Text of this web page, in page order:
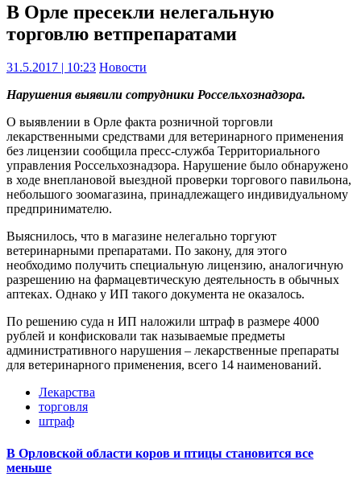
В Орле пресекли нелегальную
торговлю ветпрепаратами
31.5.2017 | 10:23 Новости
Нарушения выявили сотрудники Россельхознадзора.
О выявлении в Орле факта розничной торговли
лекарственными средствами для ветеринарного применения
без лицензии сообщила пресс-служба Территориального
управления Россельхознадзора. Нарушение было обнаружено
в ходе внеплановой выездной проверки торгового павильона,
небольшого зоомагазина, принадлежащего индивидуальному
предпринимателю.
Выяснилось, что в магазине нелегально торгуют
ветеринарными препаратами. По закону, для этого
необходимо получить специальную лицензию, аналогичную
разрешению на фармацевтическую деятельность в обычных
аптеках. Однако у ИП такого документа не оказалось.
По решению суда н ИП наложили штраф в размере 4000
рублей и конфисковали так называемые предметы
административного нарушения – лекарственные препараты
для ветеринарного применения, всего 14 наименований.
Лекарства
торговля
штраф
В Орловской области коров и птицы становится все
меньше